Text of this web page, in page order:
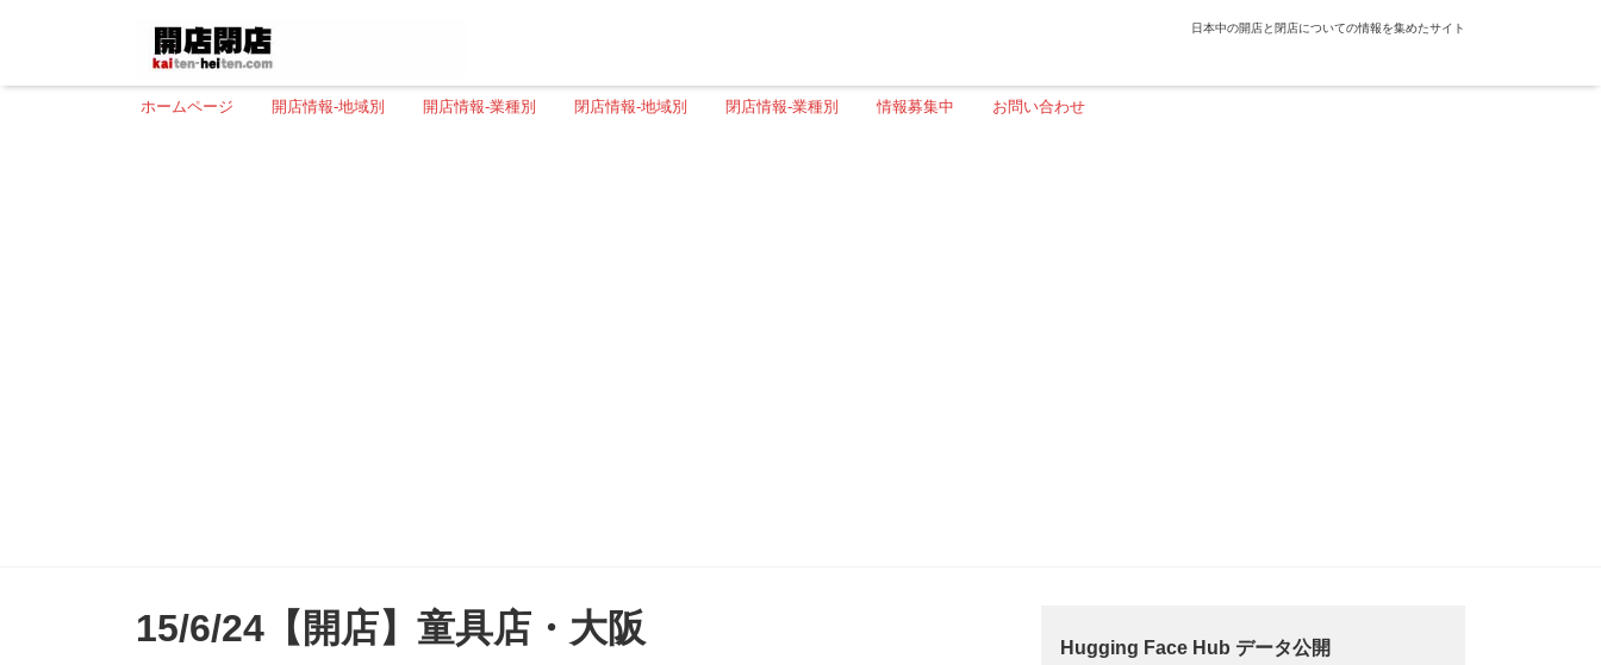
日本中の開店と閉店についての情報を集めたサイト
ホームページ 開店情報-地域別 開店情報-業種別 閉店情報-地域別 閉店情報-業種別 情報募集中 お問い合わせ
15/6/24【開店】童具店・大阪 Hugging Face Hub データ公開